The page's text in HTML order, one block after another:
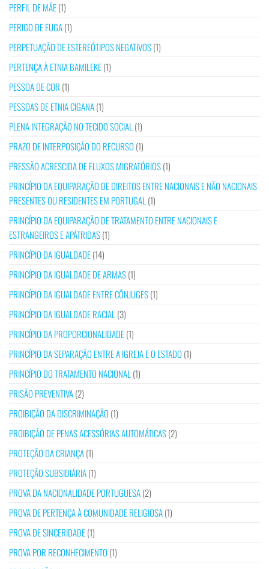
PERFIL DE MÃE(1)
PERIGO DE FUGA(1)
PERPETUAÇÃO DE ESTEREÓTIPOS NEGATIVOS(1)
PERTENÇA À ETNIA BAMILEKE(1)
PESSOA DE COR (1)
PESSOAS DE ETNIA CIGANA(1)
PLENA INTEGRAÇÃO NO TECIDO SOCIAL(1)
PRAZO DE INTERPOSIÇÃO DO RECURSO (1)
PRESSÃO ACRESCIDA DE FLUXOS MIGRATÓRIOS(1)
PRINCÍPIO DA EQUIPARAÇÃO DE DIREITOS ENTRE NACIONAIS E NÃO NACIONAIS
PRESENTES OU RESIDENTES EM PORTUGAL(1)
PRINCÍPIO DA EQUIPARAÇÃO DE TRATAMENTO ENTRE NACIONAIS E
ESTRANGEIROS E APÁTRIDAS(1)
PRINCÍPIO DA IGUALDADE(14)
PRINCÍPIO DA IGUALDADE DE ARMAS(1)
PRINCÍPIO DA IGUALDADE ENTRE CÔNJUGES(1)
PRINCÍPIO DA IGUALDADE RACIAL(3)
PRINCÍPIO DA PROPORCIONALIDADE(1)
PRINCÍPIO DA SEPARAÇÃO ENTRE A IGREJA E O ESTADO (1)
PRINCÍPIO DO TRATAMENTO NACIONAL(1)
PRISÃO PREVENTIVA(2)
PROIBIÇÃO DA DISCRIMINAÇÃO (1)
PROIBIÇÃO DE PENAS ACESSÓRIAS AUTOMÁTICAS(2)
PROTEÇÃO DA CRIANÇA(1)
PROTEÇÃO SUBSIDIÁRIA(1)
PROVA DA NACIONALIDADE PORTUGUESA(2)
PROVA DE PERTENÇA À COMUNIDADE RELIGIOSA(1)
PROVA DE SINCERIDADE(1)
PROVA POR RECONHECIMENTO (1)